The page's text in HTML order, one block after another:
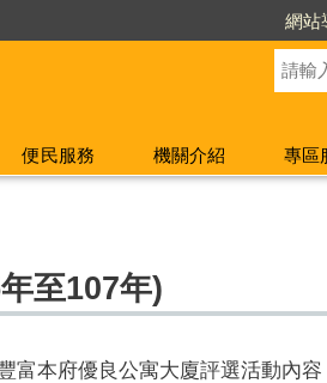
網站
便民服務 機關介紹
專區
至107年)
本府優良公寓大廈評選活動內容